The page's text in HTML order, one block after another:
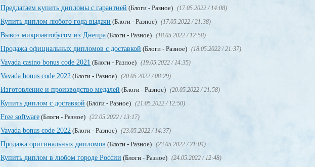
Предлагаем купить дипломы с гарантией (Блоги - Разное) (17.05.2022 / 14:08)
Купить диплом любого года выдачи (Блоги - Разное) (17.05.2022 / 21:38)
Вывоз микроавтобусом из Днепра (Блоги - Разное) (18.05.2022 / 12:58)
Продажа официальных дипломов с доставкой (Блоги - Разное) (18.05.2022 / 21:37)
Vavada casino bonus code 2021 (Блоги - Разное) (19.05.2022 / 14:35)
Vavada bonus code 2022 (Блоги - Разное) (20.05.2022 / 08:29)
Изготовление и производство медалей (Блоги - Разное) (20.05.2022 / 21:58)
Купить диплом с доставкой (Блоги - Разное) (21.05.2022 / 12:50)
Free software (Блоги - Разное) (22.05.2022 / 13:17)
Vavada bonus code 2022 (Блоги - Разное) (23.05.2022 / 14:37)
Продажа оригинальных дипломов (Блоги - Разное) (23.05.2022 / 21:04)
Купить диплом в любом городе России (Блоги - Разное) (24.05.2022 / 12:48)